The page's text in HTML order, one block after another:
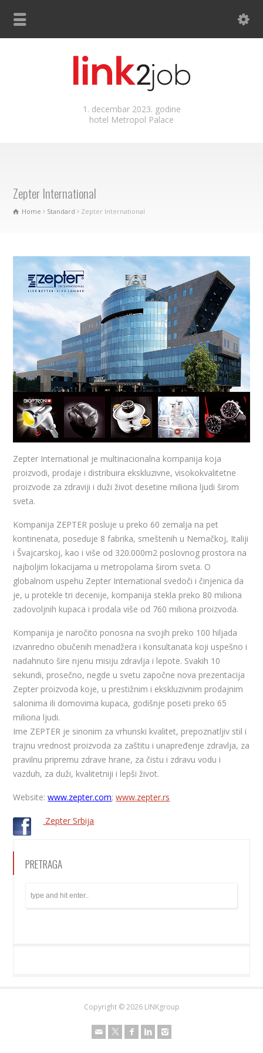
1. decembar 2023. godine
hotel Metropol Palace
Zepter International
Home Standard Zepter International
Zepter International je multinacionalna kompanija koja
proizvodi, prodaje i distribuira ekskluzivne, visokokvalitetne
proizvode za zdraviji i duži život desetine miliona ljudi širom
sveta.
Kompanija ZEPTER posluje u preko 60 zemalja na pet
kontinenata, poseduje 8 fabrika, smeštenih u Nemačkoj, Italiji
i Švajcarskoj, kao i više od 320.000m2 poslovnog prostora na
najboljim lokacijama u metropolama širom sveta. O
globalnom uspehu Zepter International svedoči i činjenica da
je, u protekle tri decenije, kompanija stekla preko 80 miliona
zadovoljnih kupaca i prodala više od 760 miliona proizvoda.
Kompanija je naročito ponosna na svojih preko 100 hiljada
izvanredno obučenih menadžera i konsultanata koji uspešno i
nadahnuto šire njenu misiju zdravlja i lepote. Svakih 10
sekundi, prosečno, negde u svetu započne nova prezentacija
Zepter proizvoda koje, u prestižnim i ekskluzivnim prodajnim
salonima ili domovima kupaca, godišnje poseti preko 65
miliona ljudi.
Ime ZEPTER je sinonim za vrhunski kvalitet, prepoznatljiv stil i
trajnu vrednost proizvoda za zaštitu i unapređenje zdravlja, za
pravilnu pripremu zdrave hrane, za čistu i zdravu vodu i
vazduh, za duži, kvalitetniji i lepši život.
Website:www.zepter.com;www.zepter.rs
Zepter Srbija
PRETRAGA
Copyright ©2026 LINKgroup